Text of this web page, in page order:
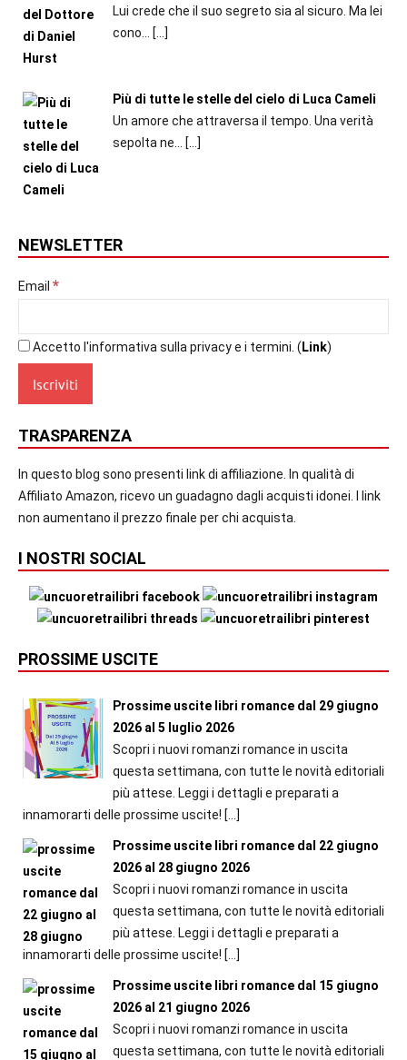
Lui crede che il suo segreto sia al sicuro. Ma lei
cono...
[…]
Più di tutte le stelle del cielo di Luca Cameli
Un amore che attraversa il tempo. Una verità
sepolta ne...
[…]
NEWSLETTER
Email *
Accetto l'informativa sulla privacy e i termini. ( Link)
TRASPARENZA
In questo blog sono presenti link di affiliazione. In qualità di
Affiliato Amazon, ricevo un guadagno dagli acquisti idonei. I link
non aumentano il prezzo finale per chi acquista.
I NOSTRI SOCIAL
PROSSIME USCITE
Prossime uscite libri romance dal 29 giugno
2026 al 5 luglio 2026
Scopri i nuovi romanzi romance in uscita
questa settimana, con tutte le novità editoriali
più attese. Leggi i dettagli e preparati a
innamorarti delle prossime uscite! […]
Prossime uscite libri romance dal 22 giugno
2026 al 28 giugno 2026
Scopri i nuovi romanzi romance in uscita
questa settimana, con tutte le novità editoriali
più attese. Leggi i dettagli e preparati a
innamorarti delle prossime uscite! […]
Prossime uscite libri romance dal 15 giugno
2026 al 21 giugno 2026
Scopri i nuovi romanzi romance in uscita
questa settimana, con tutte le novità editoriali